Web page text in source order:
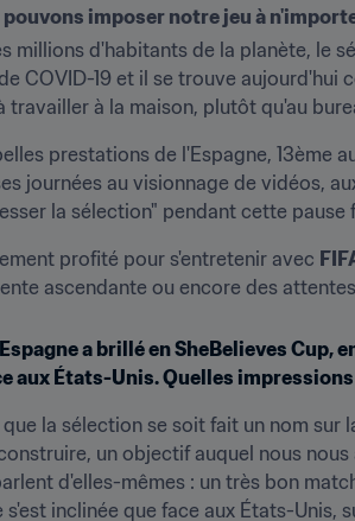
imposer notre jeu à
millions d'habitants de la planète, le
COVID-19 et il se trouve aujourd'hui
travailler à la maison, plutôt qu'au
prestations de l'Espagne, 13ème
journées au visionnage de vidéos,
la sélection" pendant cette pause
profité pour s'entretenir avec
ascendante ou encore des
a brillé en SheBelieves Cup,
aux États-Unis. Quelles
la sélection se soit fait un nom sur
un objectif auquel nous
d'elles-mêmes : un très bon
s'est inclinée que face aux États-Unis,